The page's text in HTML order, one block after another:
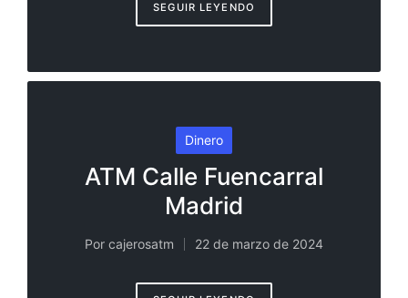
SEGUIR LEYENDO
Publicado
en
Dinero
ATM Calle Fuencarral
Madrid
Publicado
Por cajerosatm 22 de marzo de 2024